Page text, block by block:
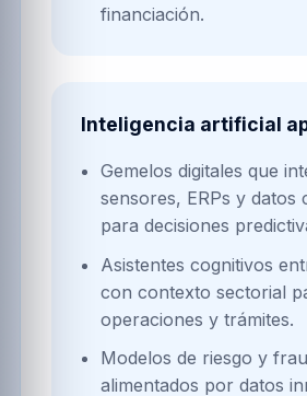
financiación.
Inteligencia artificial
Gemelos digitales que
sensores, ERPs y datos
para decisiones
Asistentes cognitivos
con contexto sectorial
operaciones y trámites.
Modelos de riesgo y
alimentados por datos